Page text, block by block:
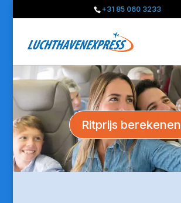
+31 85 060 3233
Ritprijs berekenen